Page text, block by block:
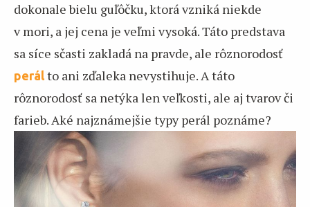
dokonale bielu guľôčku, ktorá vzniká niekde
v mori, a jej cena je veľmi vysoká. Táto predstava
sa síce sčasti zakladá na pravde, ale rôznorodosť
perál to ani zďaleka nevystihuje. A táto
rôznorodosť sa netýka len veľkosti, ale aj tvarov či
farieb. Aké najznámejšie typy perál poznáme?